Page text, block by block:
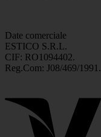
Date comerciale
ESTICO S.R.L.
CIF: RO1094402.
Reg.Com: J08/469/1991.